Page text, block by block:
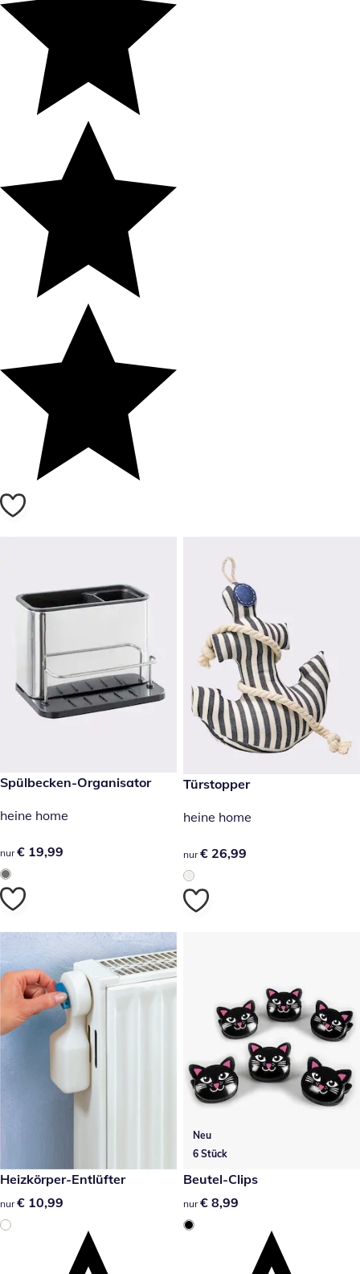
€ 19,99
Spülbecken-Organisator
heine home
€ 19,99
nur € 19,99
€ 26,99
Türstopper
heine home
€ 26,99
nur € 26,99
€ 10,99
Heizkörper-Entlüfter
€ 10,99
nur € 10,99
Neu
6 Stück
€ 8,99
Beutel-Clips
€ 8,99
nur € 8,99